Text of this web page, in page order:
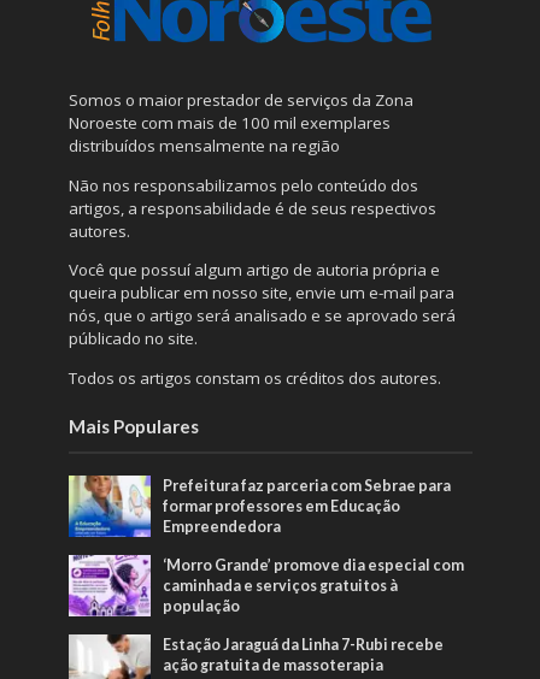
Somos o maior prestador de serviços da Zona
Noroeste com mais de 100 mil exemplares
distribuídos mensalmente na região
Não nos responsabilizamos pelo conteúdo dos
artigos, a responsabilidade é de seus respectivos
autores.
Você que possuí algum artigo de autoria própria e
queira publicar em nosso site, envie um e-mail para
nós, que o artigo será analisado e se aprovado será
públicado no site.
Todos os artigos constam os créditos dos autores.
Mais Populares
Prefeitura faz parceria com Sebrae para
formar professores em Educação
Empreendedora
‘Morro Grande’ promove dia especial com
caminhada e serviços gratuitos à
população
Estação Jaraguá da Linha 7-Rubi recebe
ação gratuita de massoterapia